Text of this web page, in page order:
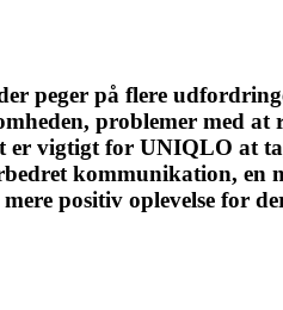
peger på flere
problemer med
vigtigt for UNIQLO at
kommunikation,
positiv oplevelse for